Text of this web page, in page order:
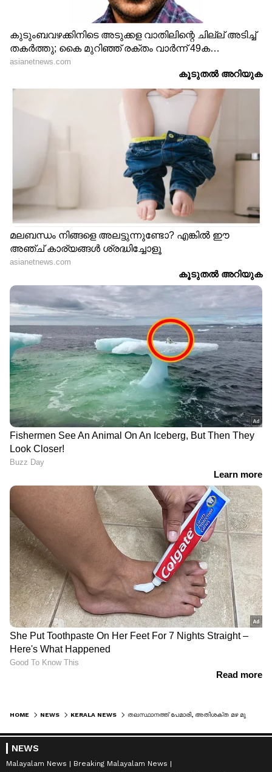
HOME NEWS KERALA NEWS
NEWS
Malayalam News
Breaking Malayalam News